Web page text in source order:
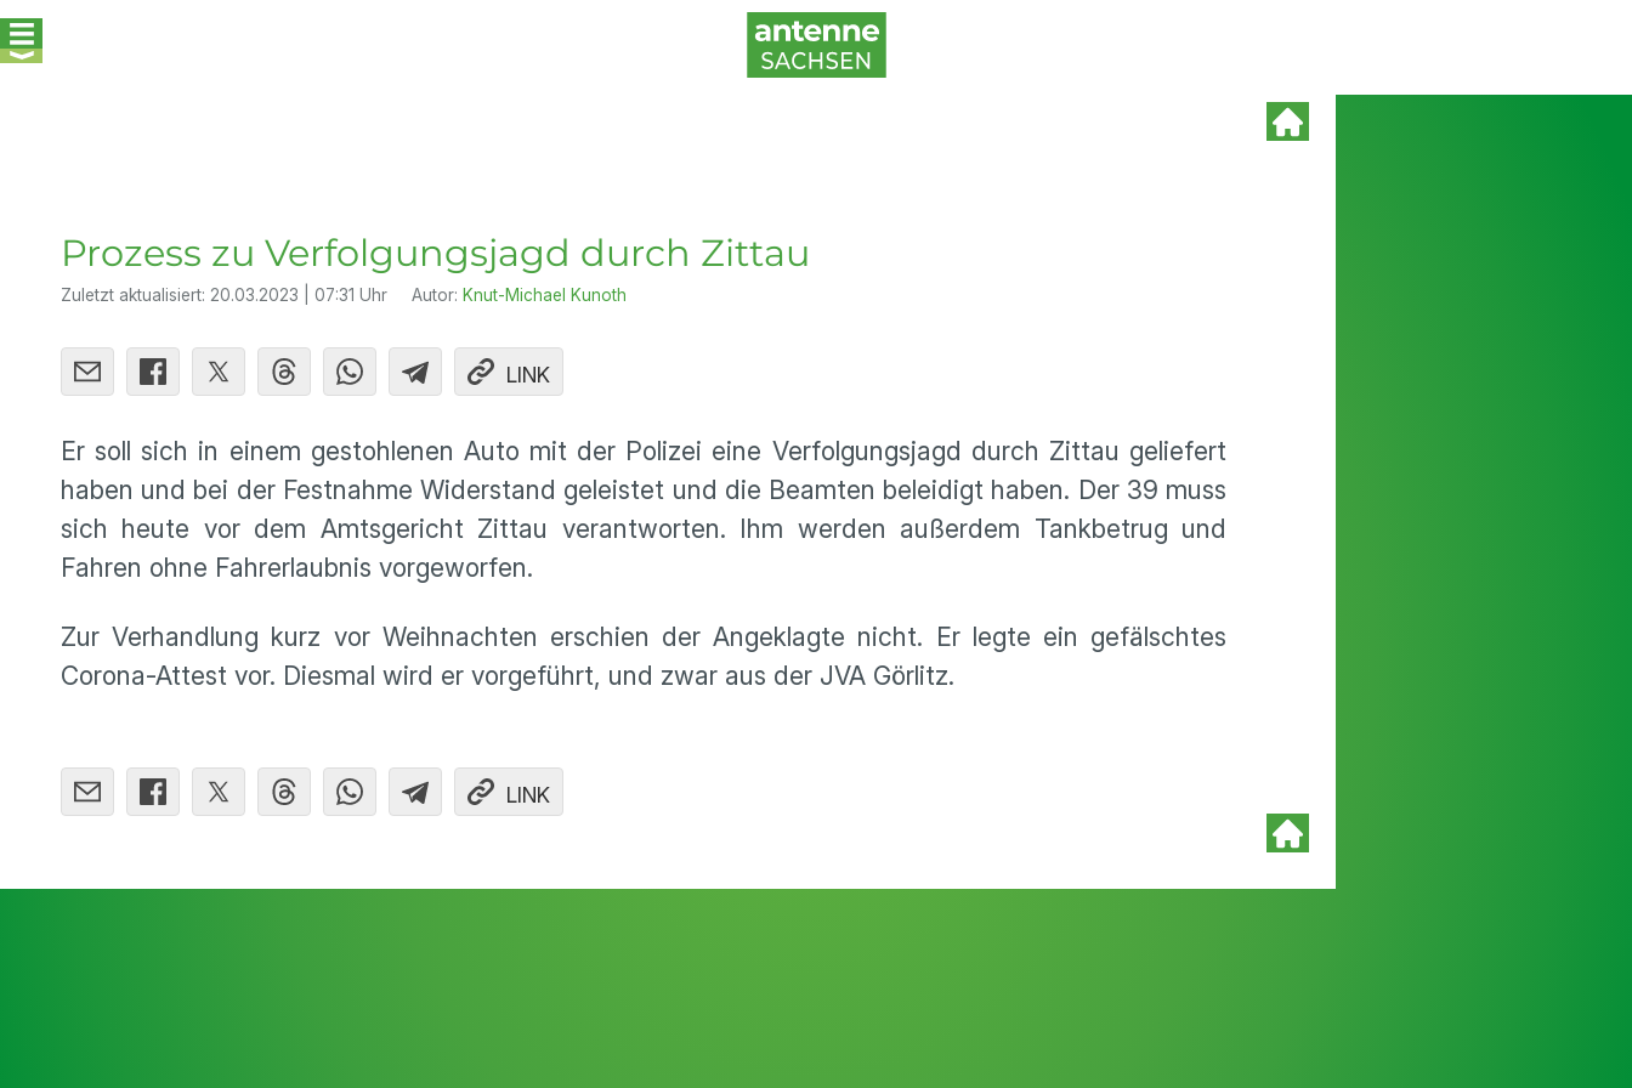
Prozess zu Verfolgungsjagd durch Zittau
Zuletzt aktualisiert: 20.03.2023 | 07:31 Uhr Autor: Knut-Michael Kunoth
LINK
Er soll sich in einem gestohlenen Auto mit der Polizei eine Verfolgungsjagd durch Zittau geliefert
haben und bei der Festnahme Widerstand geleistet und die Beamten beleidigt haben. Der 39 muss
sich heute vor dem Amtsgericht Zittau verantworten. Ihm werden außerdem Tankbetrug und
Fahren ohne Fahrerlaubnis vorgeworfen.
Zur Verhandlung kurz vor Weihnachten erschien der Angeklagte nicht. Er legte ein gefälschtes
Corona-Attest vor. Diesmal wird er vorgeführt, und zwar aus der JVA Görlitz.
LINK